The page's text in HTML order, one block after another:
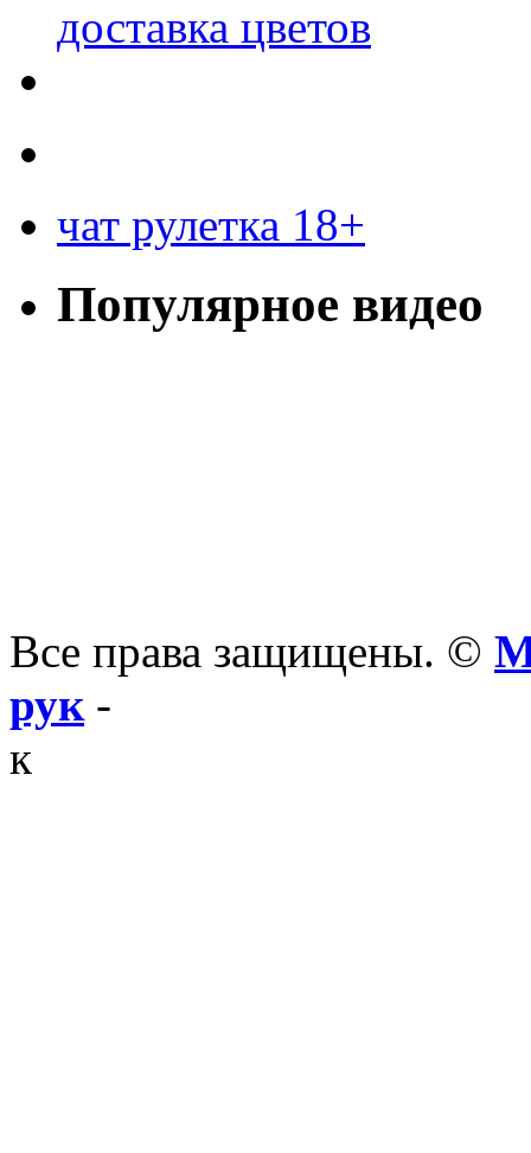
доставка цветов
чат рулетка 18+
Популярное видео
Все права защищены. ©
рук-
к